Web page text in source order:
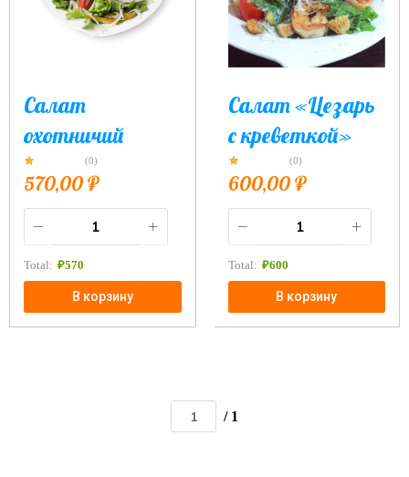
Салат
охотничий
(0)
570,00₽
Total: ₽570
В корзину
Салат «Цезарь
с креветкой»
(0)
600,00₽
Total: ₽600
В корзину
/ 1